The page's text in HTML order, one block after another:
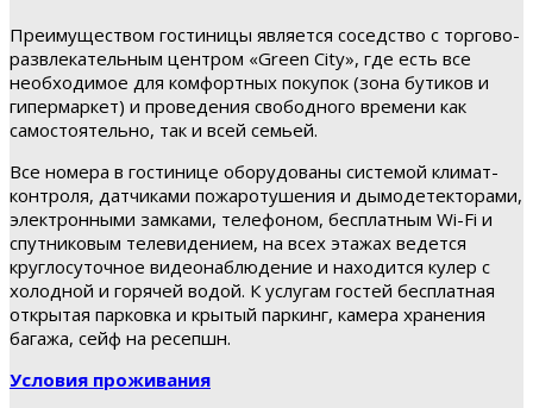
Преимуществом гостиницы является соседство с торгово-
развлекательным центром «Green City», где есть все
необходимое для комфортных покупок (зона бутиков и
гипермаркет) и проведения свободного времени как
самостоятельно, так и всей семьей.
Все номера в гостинице оборудованы системой климат-
контроля, датчиками пожаротушения и дымодетекторами,
электронными замками, телефоном, бесплатным Wi-Fi и
спутниковым телевидением, на всех этажах ведется
круглосуточное видеонаблюдение и находится кулер с
холодной и горячей водой. К услугам гостей бесплатная
открытая парковка и крытый паркинг, камера хранения
багажа, сейф на ресепшн.
Условия проживания